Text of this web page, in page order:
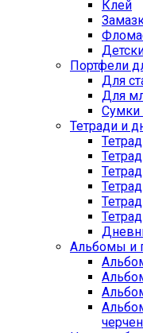
Клей
Портфели
Для
Для
Сумки
Тетради и
Альбомы и